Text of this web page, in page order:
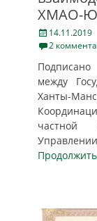
ХМАО-
Posted
on
14.11.2019
2
между
Ханты-
частной